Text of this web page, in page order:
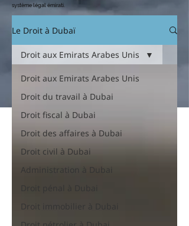
système légal émirati.
Le Droit à Dubaï
Droit aux Emirats Arabes Unis
Droit du travail à Dubai
Droit fiscal à Dubai
Droit des affaires à Dubai
Droit civil à Dubai
Administration à Dubai
Droit immobilier à Dubai
Droit aux Emirats Arabes Unis